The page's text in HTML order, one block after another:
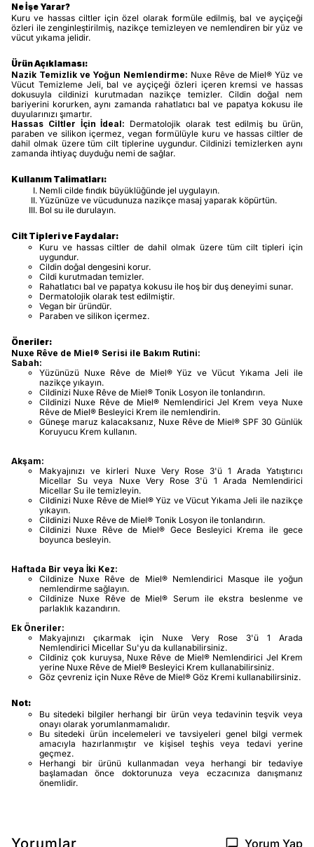
Ne İşe Yarar?
Kuru ve hassas ciltler için özel olarak formüle edilmiş, bal ve ayçiçeği
özleri ile zenginleştirilmiş, nazikçe temizleyen ve nemlendiren bir yüz ve
vücut yıkama jelidir.
Ürün Açıklaması:
Nazik Temizlik ve Yoğun Nemlendirme: Nuxe Rêve de Miel® Yüz ve
Vücut Temizleme Jeli, bal ve ayçiçeği özleri içeren kremsi ve hassas
dokusuyla cildinizi kurutmadan nazikçe temizler. Cildin doğal nem
bariyerini korurken, aynı zamanda rahatlatıcı bal ve papatya kokusu ile
duyularınızı şımartır.
Hassas Ciltler İçin İdeal: Dermatolojik olarak test edilmiş bu ürün,
paraben ve silikon içermez, vegan formülüyle kuru ve hassas ciltler de
dahil olmak üzere tüm cilt tiplerine uygundur. Cildinizi temizlerken aynı
zamanda ihtiyaç duyduğu nemi de sağlar.
Kullanım Talimatları:
Nemli cilde fındık büyüklüğünde jel uygulayın.
Yüzünüze ve vücudunuza nazikçe masaj yaparak köpürtün.
Bol su ile durulayın.
Cilt Tipleri ve Faydalar:
Kuru ve hassas ciltler de dahil olmak üzere tüm cilt tipleri için
uygundur.
Cildin doğal dengesini korur.
Cildi kurutmadan temizler.
Rahatlatıcı bal ve papatya kokusu ile hoş bir duş deneyimi sunar.
Dermatolojik olarak test edilmiştir.
Vegan bir üründür.
Paraben ve silikon içermez.
Öneriler:
Nuxe Rêve de Miel® Serisi ile Bakım Rutini:
Sabah:
Yüzünüzü Nuxe Rêve de Miel® Yüz ve Vücut Yıkama Jeli ile
nazikçe yıkayın.
Cildinizi Nuxe Rêve de Miel® Tonik Losyon ile tonlandırın.
Cildinizi Nuxe Rêve de Miel® Nemlendirici Jel Krem veya Nuxe
Rêve de Miel® Besleyici Krem ile nemlendirin.
Güneşe maruz kalacaksanız, Nuxe Rêve de Miel® SPF 30 Günlük
Koruyucu Krem kullanın.
Akşam:
Makyajınızı ve kirleri Nuxe Very Rose 3'ü 1 Arada Yatıştırıcı
Micellar Su veya Nuxe Very Rose 3'ü 1 Arada Nemlendirici
Micellar Su ile temizleyin.
Cildinizi Nuxe Rêve de Miel® Yüz ve Vücut Yıkama Jeli ile nazikçe
yıkayın.
Cildinizi Nuxe Rêve de Miel® Tonik Losyon ile tonlandırın.
Cildinizi Nuxe Rêve de Miel® Gece Besleyici Krema ile gece
boyunca besleyin.
Haftada Bir veya İki Kez:
Cildinize Nuxe Rêve de Miel® Nemlendirici Masque ile yoğun
nemlendirme sağlayın.
Cildinize Nuxe Rêve de Miel® Serum ile ekstra beslenme ve
parlaklık kazandırın.
Ek Öneriler:
Makyajınızı çıkarmak için Nuxe Very Rose 3'ü 1 Arada
Nemlendirici Micellar Su'yu da kullanabilirsiniz.
Cildiniz çok kuruysa, Nuxe Rêve de Miel® Nemlendirici Jel Krem
yerine Nuxe Rêve de Miel® Besleyici Krem kullanabilirsiniz.
Göz çevreniz için Nuxe Rêve de Miel® Göz Kremi kullanabilirsiniz.
Not:
Bu sitedeki bilgiler herhangi bir ürün veya tedavinin teşvik veya
onayı olarak yorumlanmamalıdır.
Bu sitedeki ürün incelemeleri ve tavsiyeleri genel bilgi vermek
amacıyla hazırlanmıştır ve kişisel teşhis veya tedavi yerine
geçmez.
Herhangi bir ürünü kullanmadan veya herhangi bir tedaviye
başlamadan önce doktorunuza veya eczacınıza danışmanız
önemlidir.
Yorumlar Yorum Yap